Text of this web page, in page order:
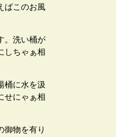
ばこのお風
。洗い桶が
しちゃぁ相
桶に水を汲
せにゃぁ相
御物を有り